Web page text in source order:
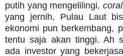
putih yang mengelilingi, coral
yang jernih, Pulau Laut
ekonomi pun berkembang,
tentu saja akan tinggi. Ah
ada investor yang